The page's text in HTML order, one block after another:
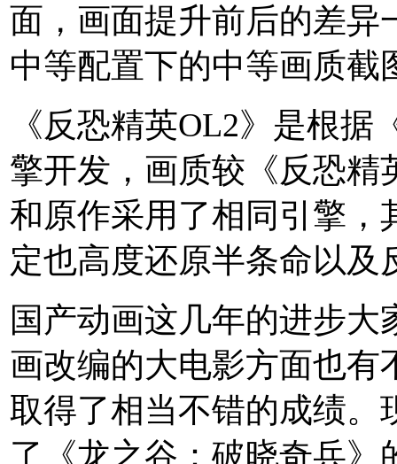
面，画面提升前后的差异
中等配置下的中等画质截
《反恐精英OL2》是根据
擎开发，画质较《反恐精
和原作采用了相同引擎，
定也高度还原半条命以及
国产动画这几年的进步
画改编的大电影方面也有
取得了相当不错的成绩。
了《龙之谷：破晓奇兵》